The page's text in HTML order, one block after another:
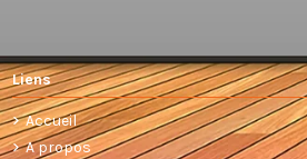
Liens
Accueil
A propos